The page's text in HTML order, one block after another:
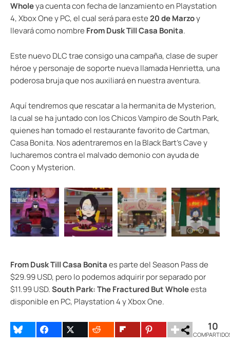
Wholeya cuenta con fecha de lanzamiento en Playstation
4, Xbox One y PC, el cual será para este20 de Marzoy
llevará como nombre From Dusk Till Casa Bonita.
Este nuevo DLC trae consigo una campaña, clase de super
héroe y personaje de soporte nueva llamada Henrietta, una
poderosa bruja que nos auxiliará en nuestra aventura.
Aquí tendremos que rescatar a la hermanita de Mysterion,
la cual se ha juntado con los Chicos Vampiro de South Park,
quienes han tomado el restaurante favorito de Cartman,
Casa Bonita. Nos adentraremos en la Black Bart’s Cave y
lucharemos contra el malvado demonio con ayuda de
Coon y Mysterion.
From Dusk Till Casa Bonitaes parte del Season Pass de
$29.99 USD, pero lo podemos adquirir por separado por
$11.99 USD.South Park: The Fractured But Wholeesta
disponible en PC, Playstation 4 y Xbox One.
10